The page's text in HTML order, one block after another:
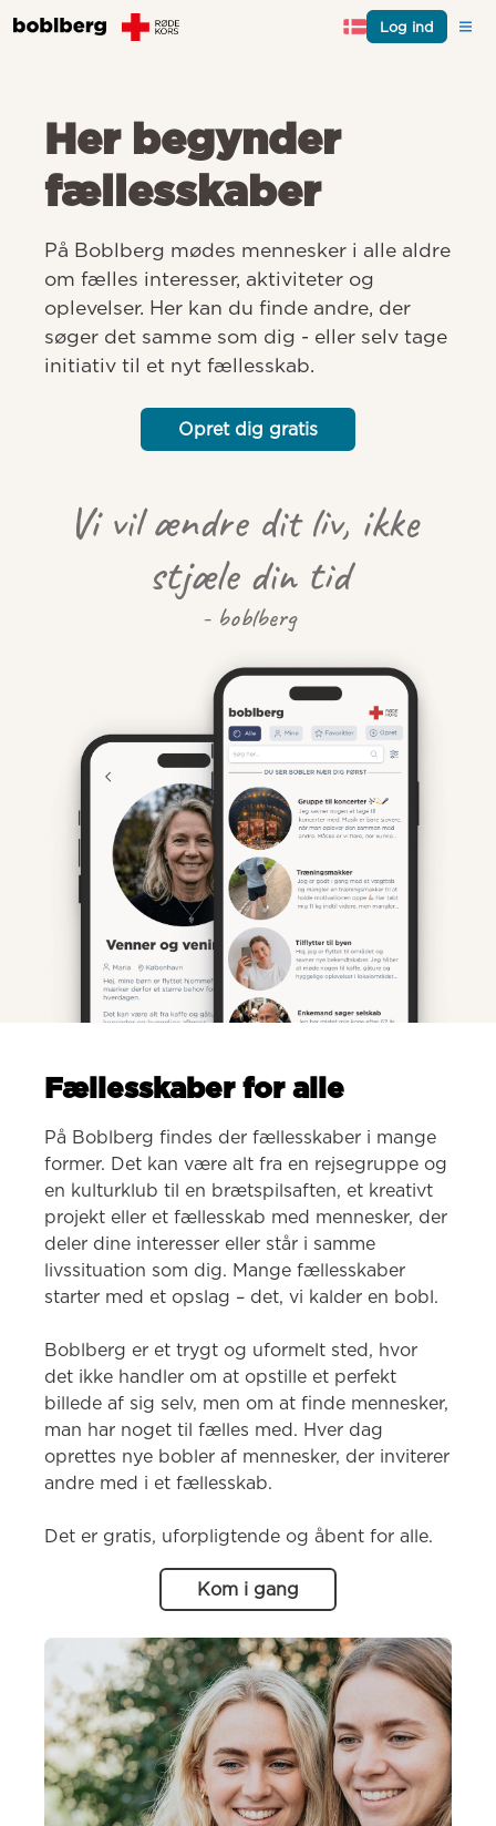
Log ind
Her begynder
fællesskaber
På Boblberg mødes mennesker i alle aldre
om fælles interesser, aktiviteter og
oplevelser. Her kan du finde andre, der
søger det samme som dig - eller selv tage
initiativ til et nyt fællesskab.
Opret dig gratis
Vi vil ændre dit liv, ikke
stjæle din tid
- boblberg
Fællesskaber for alle
På Boblberg findes der fællesskaber i mange
former. Det kan være alt fra en rejsegruppe og
en kulturklub til en brætspilsaften, et kreativt
projekt eller et fællesskab med mennesker, der
deler dine interesser eller står i samme
livssituation som dig. Mange fællesskaber
starter med et opslag – det, vi kalder en bobl.
Boblberg er et trygt og uformelt sted, hvor
det ikke handler om at opstille et perfekt
billede af sig selv, men om at finde mennesker,
man har noget til fælles med. Hver dag
oprettes nye bobler af mennesker, der inviterer
andre med i et fællesskab.
Det er gratis, uforpligtende og åbent for alle.
Kom i gang